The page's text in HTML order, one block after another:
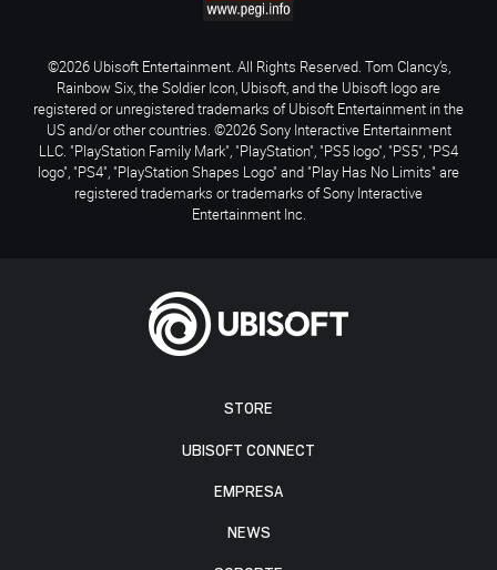
STORE
UBISOFT CONNECT
EMPRESA
NEWS
©2026 Ubisoft Entertainment. All Rights Reserved. Tom Clancy’s,
Rainbow Six, the Soldier Icon, Ubisoft, and the Ubisoft logo are
registered or unregistered trademarks of Ubisoft Entertainment in the
US and/or other countries. ©2026 Sony Interactive Entertainment
LLC. "PlayStation Family Mark", "PlayStation", "PS5 logo", "PS5", "PS4
logo", "PS4", "PlayStation Shapes Logo" and "Play Has No Limits" are
registered trademarks or trademarks of Sony Interactive
Entertainment Inc.